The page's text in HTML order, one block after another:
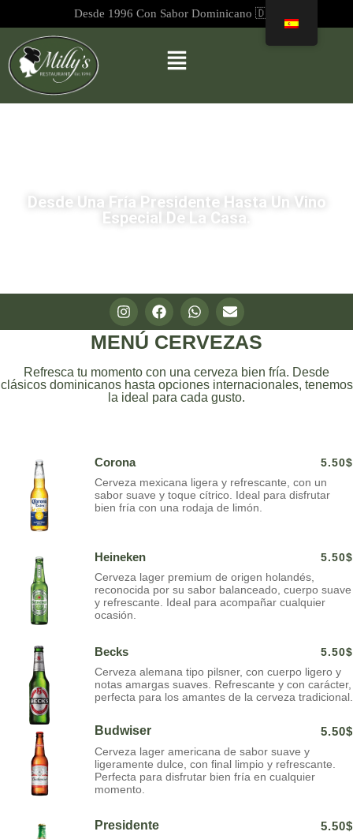
Desde 1996 Con Sabor Dominicano 🇩🇴
Desde Una Fría Presidente Hasta Un Vino
Especial De La Casa.
MENÚ CERVEZAS
Refresca tu momento con una cerveza bien fría. Desde
clásicos dominicanos hasta opciones internacionales, tenemos
la ideal para cada gusto.
Corona
5.50$
Cerveza mexicana ligera y refrescante, con un
sabor suave y toque cítrico. Ideal para disfrutar
bien fría con una rodaja de limón.
Heineken
5.50$
Cerveza lager premium de origen holandés,
reconocida por su sabor balanceado, cuerpo suave
y refrescante. Ideal para acompañar cualquier
ocasión.
Becks
5.50$
Cerveza alemana tipo pilsner, con cuerpo ligero y
notas amargas suaves. Refrescante y con carácter,
perfecta para los amantes de la cerveza tradicional.
Budwiser 5.50$
Cerveza lager americana de sabor suave y
ligeramente dulce, con final limpio y refrescante.
Perfecta para disfrutar bien fría en cualquier
momento.
Presidente 5.50$